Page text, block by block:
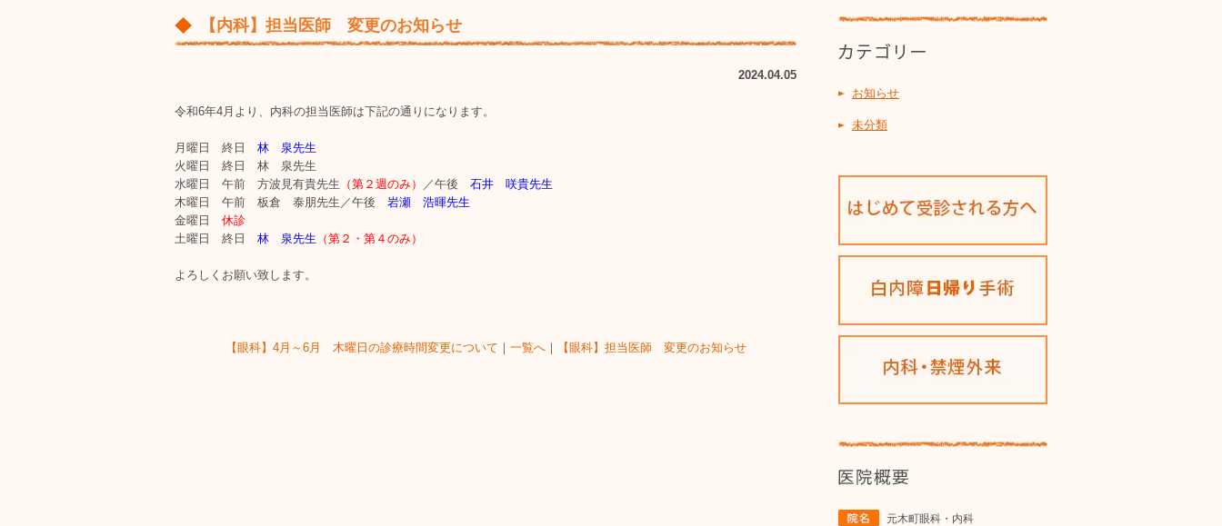
【内科】担当医師 変更のお知らせ
2024.04.05
令和6年4月より、内科の担当医師は下記の通りになります。
月曜日 終日 林 泉先生
火曜日 終日 林 泉先生
水曜日 午前 方波見有貴先生 （第２週のみ） ／午後 石井 咲貴先生
木曜日 午前 板倉 泰朋先生／午後 岩瀬 浩暉先生
金曜日 休診
土曜日 終日 林 泉先生 （第２・第４のみ）
よろしくお願い致します。
【眼科】4月～6月 木曜日の診療時間変更について ｜ 一覧へ｜ 【眼科】担当医師 変更のお知らせ
お知らせ
未分類
元木町眼科・内科